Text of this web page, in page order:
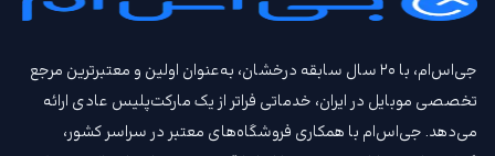
جی‌اس‌ام، با ۲۰ سال سابقه درخشان، به‌عنوان اولین و معتبرترین مرجع
تخصصی موبایل در ایران، خدماتی فراتر از یک مارکت‌پلیس عادی ارائه
می‌دهد. جی‌اس‌ام با همکاری فروشگاه‌های معتبر در سراسر کشور،